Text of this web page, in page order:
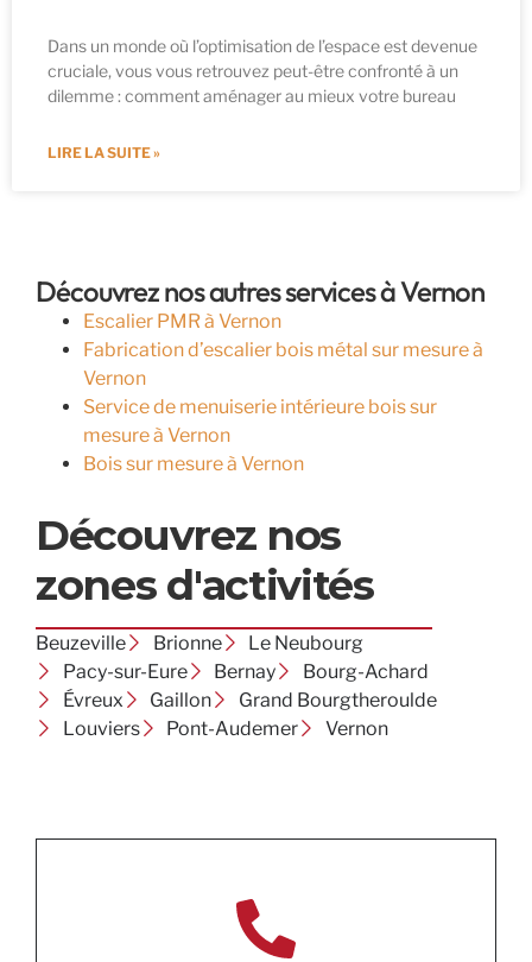
Dans un monde où l’optimisation de l’espace est devenue
cruciale, vous vous retrouvez peut-être confronté à un
dilemme : comment aménager au mieux votre bureau
LIRE LA SUITE »
Découvrez nos autres services à Vernon
Escalier PMR à Vernon
Fabrication d’escalier bois métal sur mesure à
Vernon
Service de menuiserie intérieure bois sur
mesure à Vernon
Bois sur mesure à Vernon
Découvrez nos
zones d'activités
Beuzeville Brionne
Le Neubourg
Pacy-sur-Eure
Bernay
Bourg-Achard
Évreux
Gaillon
Grand Bourgtheroulde
Louviers
Pont-Audemer Vernon